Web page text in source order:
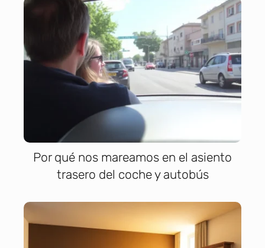
Por qué nos mareamos en el asiento
trasero del coche y autobús